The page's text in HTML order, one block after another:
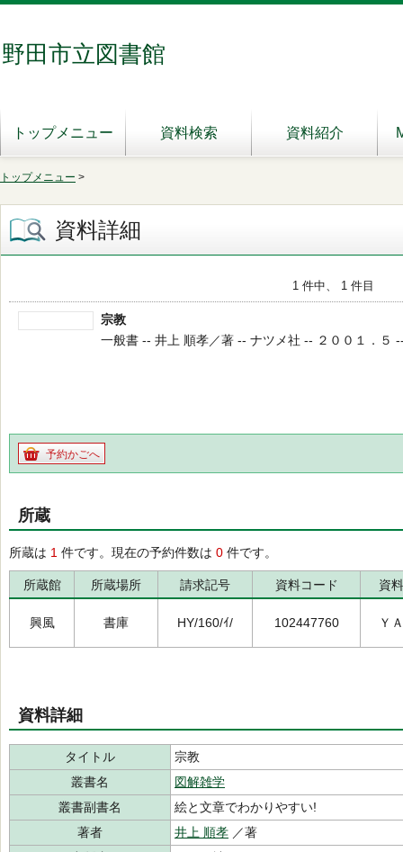
野田市立図書館
トップメニュー 資料検索 資料紹介
トップメニュー >
資料詳細
1 件中、 1 件目
宗教
一般書 -- 井上 順孝／著 -- ナツメ社 -- ２００１．５
予約かごへ
所蔵
所蔵は 1 件です。現在の予約件数は 0 件です。
所蔵館 所蔵場所 請求記号 資料コード 資
興風 書庫 HY/160/ｲ/ 102447760 Ｙ
資料詳細
タイトル
宗教
叢書名
図解雑学
叢書副書名
絵と文章でわかりやすい!
著者
井上 順孝 ／著